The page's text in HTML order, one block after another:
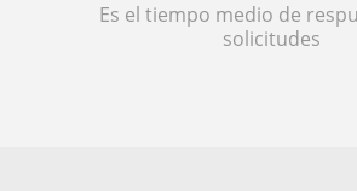
Es el tiempo medio de
solicitudes